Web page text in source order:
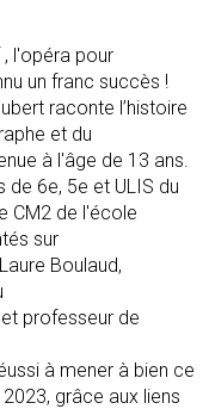
l'opéra pour
un franc succès !
raconte l’histoire
et du
à l'âge de 13 ans.
de 6e, 5e et ULIS du
CM2 de l'école
sur
Boulaud,
professeur de
à mener à bien ce
grâce aux liens